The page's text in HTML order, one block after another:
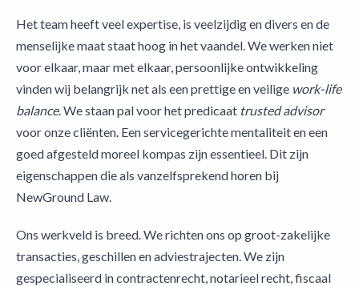
Het team heeft veel expertise, is veelzijdig en divers en de
menselijke maat staat hoog in het vaandel. We werken niet
voor elkaar, maar met elkaar, persoonlijke ontwikkeling
vinden wij belangrijk net als een prettige en veilige work-life
balance. We staan pal voor het predicaat trusted advisor
voor onze cliënten. Een servicegerichte mentaliteit en een
goed afgesteld moreel kompas zijn essentieel. Dit zijn
eigenschappen die als vanzelfsprekend horen bij
NewGround Law.
Ons werkveld is breed. We richten ons op groot-zakelijke
transacties, geschillen en adviestrajecten. We zijn
gespecialiseerd in contractenrecht, notarieel recht, fiscaal